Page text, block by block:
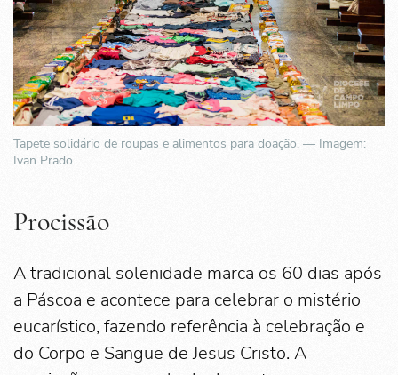
Tapete solidário de roupas e alimentos para doação. — Imagem:
Ivan Prado.
Procissão
A tradicional solenidade marca os 60 dias após
a Páscoa e acontece para celebrar o mistério
eucarístico, fazendo referência à celebração e
do Corpo e Sangue de Jesus Cristo. A